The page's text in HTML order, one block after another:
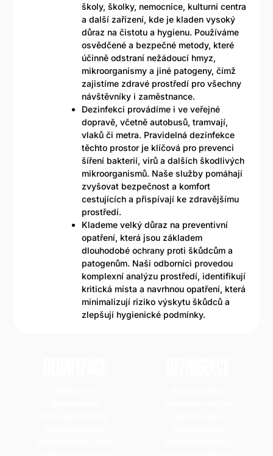
školy, školky, nemocnice, kulturní centra
a další zařízení, kde je kladen vysoký
důraz na čistotu a hygienu. Používáme
osvědčené a bezpečné metody, které
účinně odstraní nežádoucí hmyz,
mikroorganismy a jiné patogeny, čímž
zajistíme zdravé prostředí pro všechny
návštěvníky i zaměstnance.
Dezinfekci provádíme i ve veřejné
dopravě, včetně autobusů, tramvají,
vlaků či metra. Pravidelná dezinfekce
těchto prostor je klíčová pro prevenci
šíření bakterií, virů a dalších škodlivých
mikroorganismů. Naše služby pomáhají
zvyšovat bezpečnost a komfort
cestujících a přispívají ke zdravějšímu
prostředí.
Klademe velký důraz na preventivní
opatření, která jsou základem
dlouhodobé ochrany proti škůdcům a
patogenům. Naši odborníci provedou
komplexní analýzu prostředí, identifikují
kritická místa a navrhnou opatření, která
minimalizují riziko výskytu škůdců a
zlepšují hygienické podmínky.